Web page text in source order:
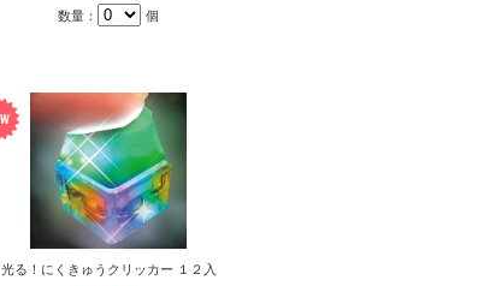
数量： 個
光る！にくきゅうクリッカー １２入